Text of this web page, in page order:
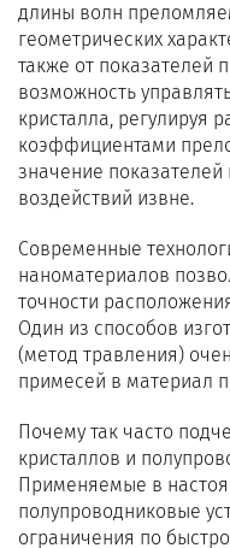
длины волн
геометрических
также от показателей
возможность
кристалла, регулируя
коэффициентами
значение
воздействий извне.
Современные
наноматериалов
точности
Один из способов
(метод травления)
примесей в материал
Почему так часто
кристаллов и
Применяемые в
полупроводниковые
ограничения по